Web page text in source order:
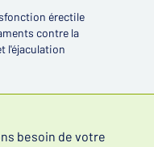
érectile
contre la
l'éjaculation
besoin de votre